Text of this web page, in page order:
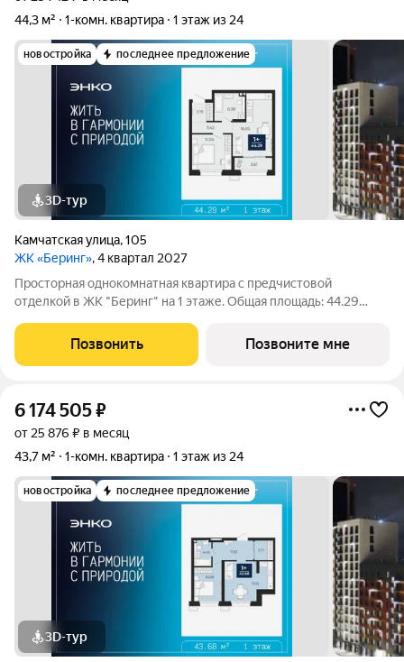
44,3 м²
1-комн. квартира 1 этаж из 24
новостройка последнее предложение
3D-тур
Камчатская улица,105
ЖК «Беринг», 4 квартал 2027
Просторная однокомнатная квартира с предчистовой
отделкой в ЖК "Беринг" на 1 этаже. Общая площадь: 44.29
16.65 кв.м. Все окна выходят на одну сторону. В квартире одна
лоджия, один
Позвонить Позвоните мне
6 174 505₽
от 25 876 ₽ в месяц
43,7 м²
1-комн. квартира 1 этаж из 24
новостройка последнее предложение
3D-тур